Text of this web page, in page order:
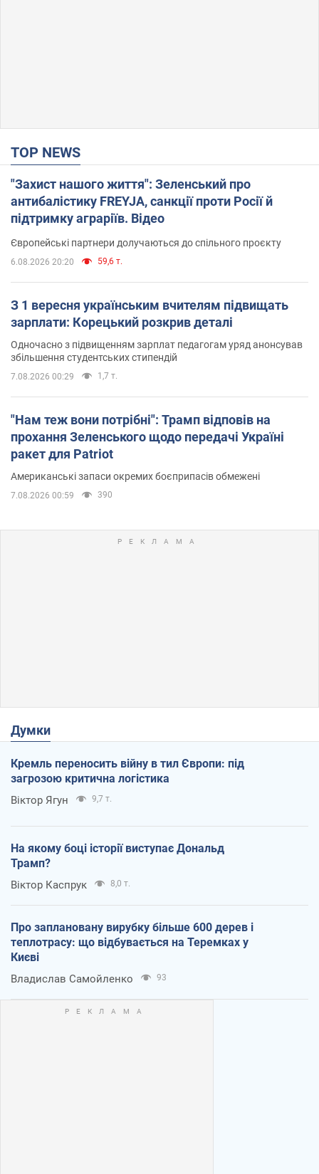
TOP NEWS
"Захист нашого життя": Зеленський про
антибалістику FREYJA, санкції проти Росії й
підтримку аграріїв. Відео
Європейські партнери долучаються до спільного проєкту
6.08.2026 20:20 59,6 т.
З 1 вересня українським вчителям підвищать
зарплати: Корецький розкрив деталі
Одночасно з підвищенням зарплат педагогам уряд анонсував
збільшення студентських стипендій
7.08.2026 00:29 1,7 т.
"Нам теж вони потрібні": Трамп відповів на
прохання Зеленського щодо передачі Україні
ракет для Patriot
Американські запаси окремих боєприпасів обмежені
7.08.2026 00:59 390
Думки
Кремль переносить війну в тил Європи: під
загрозою критична логістика
Віктор Ягун 9,7 т.
На якому боці історії виступає Дональд
Трамп?
Віктор Каспрук 8,0 т.
Про заплановану вирубку більше 600 дерев і
теплотрасу: що відбувається на Теремках у
Києві
Владислав Самойленко 93